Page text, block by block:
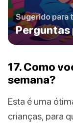
Sugerido para
Perguntas
17. Como
semana?
Esta é uma
crianças, para